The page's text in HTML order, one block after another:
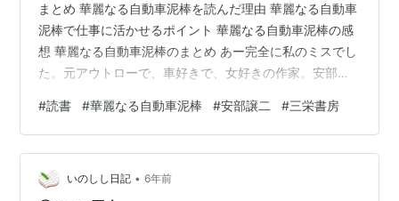
まとめ 華麗なる自動車泥棒を読んだ理由 華麗なる自動車
泥棒で仕事に活かせるポイント 華麗なる自動車泥棒の感
想 華麗なる自動車泥棒のまとめ あー完全に私のミスでし
た。元アウトローで、車好きで、女好きの作家。安部譲
に、安藤組の構成員になったお坊ちゃま。英語が堪能
で、海外留学経験あり（島流しって話もあるけれど）、
そして全日空のパーサーの経験もあり。だけれど、前科
持ちで、懲役経験者。そんなマンガのような人生経験を
#読書 #華麗なる自動車泥棒 #安部譲二 #三栄書房
いのしし日記 • 6年前